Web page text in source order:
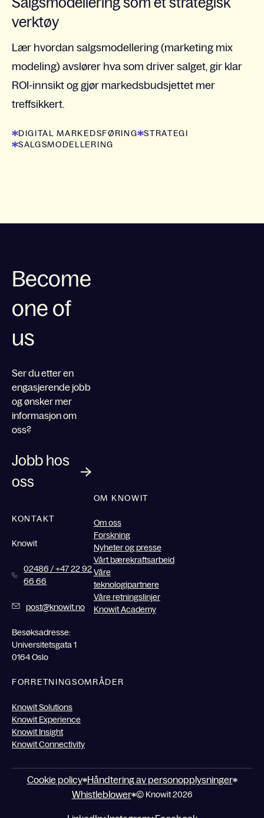
verktøy
Lær hvordan salgsmodellering (marketing mix
modeling) avslører hva som driver salget, gir klar
ROI-innsikt og gjør markedsbudsjettet mer
treffsikkert.
DIGITAL MARKEDSFØRING
STRATEGI
SALGSMODELLERING
Become
one of
us
Ser du etter en
engasjerende jobb
og ønsker mer
informasjon om
oss?
Jobb hos
oss
KONTAKT
Knowit
02486 / +47 22 92
66 66
post@knowit.no
Besøksadresse:
Universitetsgata 1
0164 Oslo
OM KNOWIT
Om oss
Forskning
Nyheter og presse
Vårt bærekraftsarbeid
Våre
teknologipartnere
Våre retningslinjer
Knowit Academy
FORRETNINGSOMRÅDER
Knowit Solutions
Knowit Experience
Knowit Insight
Knowit Connectivity
Cookie policy Håndtering av personopplysninger
Whistleblower © Knowit 2026